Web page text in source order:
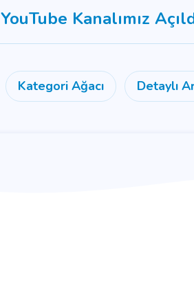
YouTube Kanalımız
Kategori Ağacı Detaylı